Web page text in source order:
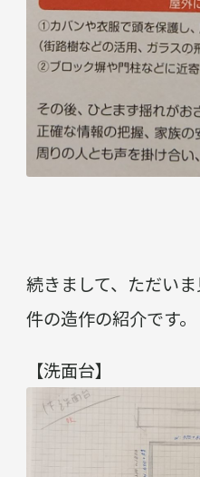
続きまして、ただい
件の造作の紹介です。
【洗面台】